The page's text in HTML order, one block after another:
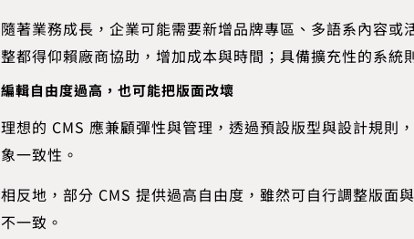
隨著業務成長，企業可能需要新增品牌專區、多語系內容或
整都得仰賴廠商協助，增加成本與時間；具備擴充性的系統
編輯自由度過高，也可能把版面改壞
理想的 CMS 應兼顧彈性與管理，透過預設版型與設計規則
象一致性。
相反地，部分 CMS 提供過高自由度，雖然可自行調整版面
不一致。